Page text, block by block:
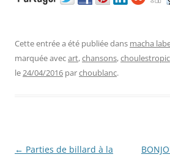
Cette entrée a été publiée dans macha
marquée avecart,chansons,choulestropic
le24/04/2016 parchoublanc.
Navigation
← Parties de billard à la